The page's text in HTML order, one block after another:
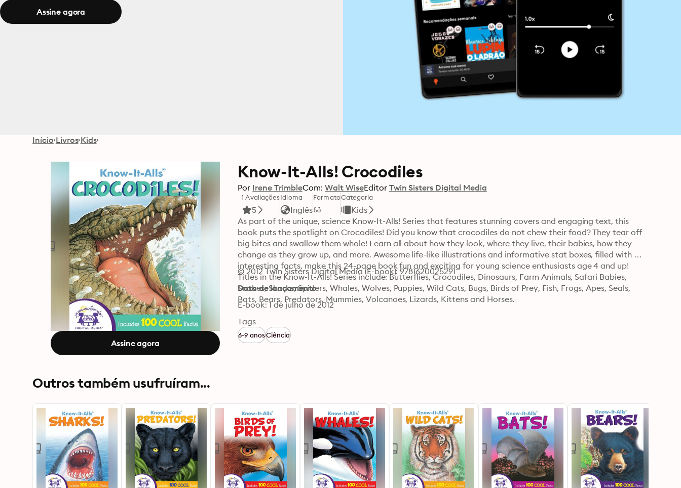
Assine agora
Início Livros Kids
Assine agora
Know-It-Alls! Crocodiles
Por Irene TrimbleCom: Walt WiseEditor Twin Sisters Digital Media
1 Avaliações
5
Idioma
Inglês
FormatoCategoria
Kids
As part of the unique, science Know-It-Alls! Series that features stunning covers and engaging text, this
book puts the spotlight on Crocodiles! Did you know that crocodiles do not chew their food? They tear off
big bites and swallow them whole! Learn all about how they look, where they live, their babies, how they
change as they grow up, and more. Awesome life-like illustrations and informative stat boxes, filled with
interesting facts, make this 24-page book fun and exciting for young science enthusiasts age 4 and up!
Titles in the Know-It-Alls! Series include: Butterflies, Crocodiles, Dinosaurs, Farm Animals, Safari Babies,
Snakes, Sharks, Spiders, Whales, Wolves, Puppies, Wild Cats, Bugs, Birds of Prey, Fish, Frogs, Apes, Seals,
Bats, Bears, Predators, Mummies, Volcanoes, Lizards, Kittens and Horses.
© 2012 Twin Sisters Digital Media (E-book): 9781620025291
Data de lançamento
E-book: 1 de julho de 2012
Tags
6-9 anosCiência
Outros também usufruíram...